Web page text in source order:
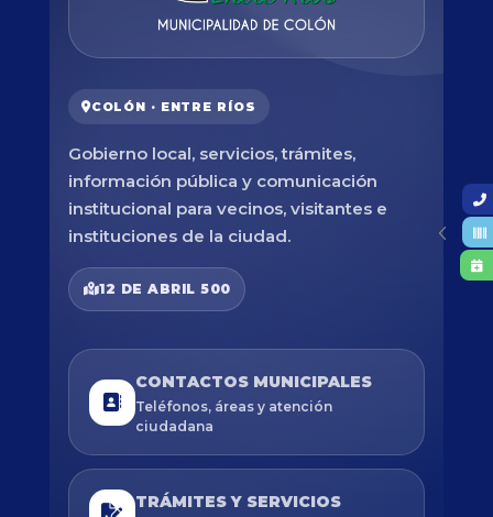
COLÓN · ENTRE RÍOS
Gobierno local, servicios, trámites,
información pública y comunicación
institucional para vecinos, visitantes e
instituciones de la ciudad.
12 DE ABRIL 500
CONTACTOS MUNICIPALES
Teléfonos, áreas y atención
ciudadana
TRÁMITES Y SERVICIOS